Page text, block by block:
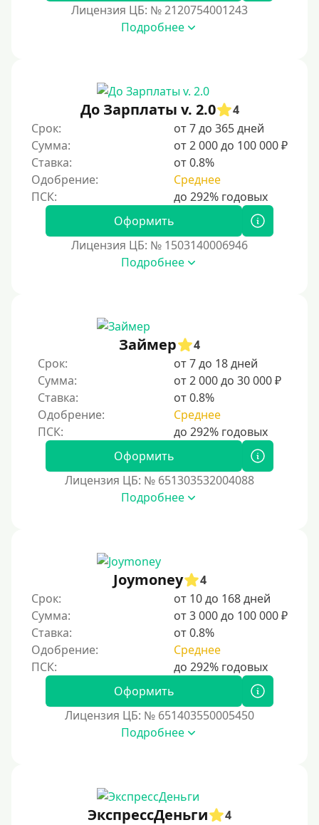
Лицензия ЦБ: № 2120754001243
Подробнее
До Зарплаты v. 2.0
4
Срок:
от 7 до 365 дней
Сумма:
от 2 000 до 100 000 ₽
Ставка:
от 0.8%
Одобрение:
Среднее
Оформить
Лицензия ЦБ: № 1503140006946
Подробнее
Займер
4
Срок:
от 7 до 18 дней
Сумма:
от 2 000 до 30 000 ₽
Ставка:
от 0.8%
Одобрение:
Среднее
Оформить
Лицензия ЦБ: № 651303532004088
Подробнее
Joymoney
4
Срок:
от 10 до 168 дней
Сумма:
от 3 000 до 100 000 ₽
Ставка:
от 0.8%
Одобрение:
Среднее
Оформить
Лицензия ЦБ: № 651403550005450
Подробнее
ЭкспрессДеньги
4